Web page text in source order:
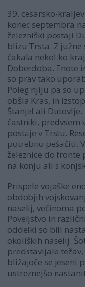
39. cesarsko-
konec septembra
železniški postaji
blizu Trsta. Z južne
čakala nekoliko
Doberdoba. Enote
so prav tako
Poleg njiju pa so
obšla Kras, in
Štanjel ali Dutovlje.
častniki, predvsem
postaje v Trstu.
potrebno pešačiti.
železnice do fronte
na konju ali s
Prispele vojaške
obdobjih
naselij, večinoma
Poveljstvo in
oddelki so bili
okoliških naselij.
predstavljalo
bližajoče se jeseni
ustreznejšo